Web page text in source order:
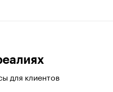
для клиентов